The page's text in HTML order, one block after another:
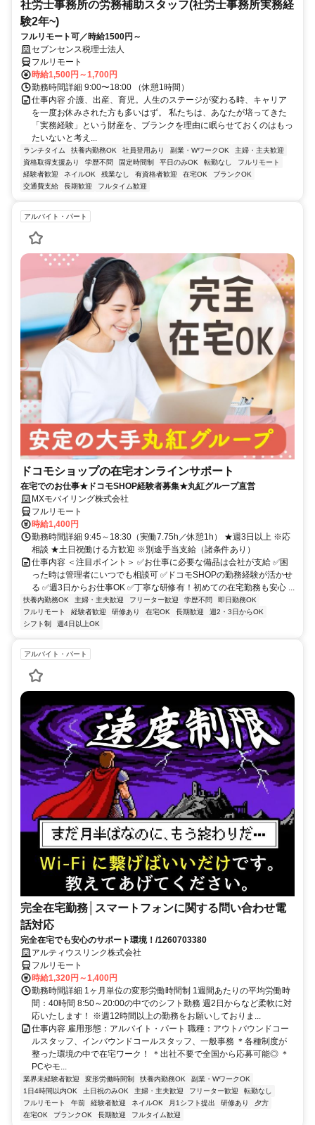
社労士事務所の労務補助スタッフ(社労士事務所実務経
験2年~)
フルリモート可／時給1500円～
セブンセンス税理士法人
フルリモート
時給1,500円～1,700円
勤務時間詳細 9:00〜18:00 （休憩1時間）
仕事内容 介護、出産、育児。人生のステージが変わる時、キャリア
を一度お休みされた方も多いはず。 私たちは、あなたが培ってきた
「実務経験」という財産を、ブランクを理由に眠らせておくのはもっ
たいないと考え...
ランチタイム 扶養内勤務OK 社員登用あり 副業・WワークOK
主婦・主夫歓迎
資格取得支援あり
学歴不問 固定時間制 平日のみOK 転勤なし
フルリモート
経験者歓迎
ネイルOK 残業なし 有資格者歓迎 在宅OK
ブランクOK
交通費支給
長期歓迎 フルタイム歓迎
アルバイト・パート
ドコモショップの在宅オンラインサポート
在宅でのお仕事★ドコモSHOP経験者募集★丸紅グループ直営
MXモバイリング株式会社
フルリモート
時給1,400円
勤務時間詳細 9:45～18:30（実働7.75h／休憩1h） ★週3日以上 ※応
相談 ★土日祝働ける方歓迎 ※別途手当支給（諸条件あり）
仕事内容 ＜注目ポイント＞ ✅お仕事に必要な備品は会社が支給 ✅困
った時は管理者にいつでも相談可 ✅ドコモSHOPの勤務経験が活かせ
る ✅週3日からお仕事OK ✅丁寧な研修有！初めての在宅勤務も安心 ...
扶養内勤務OK 主婦・主夫歓迎 フリーター歓迎 学歴不問
即日勤務OK
フルリモート
経験者歓迎 研修あり 在宅OK 長期歓迎
週2・3日からOK
シフト制
週4日以上OK
アルバイト・パート
完全在宅勤務│スマートフォンに関する問い合わせ電
話対応
完全在宅でも安心のサポート環境！/1260703380
アルティウスリンク株式会社
フルリモート
時給1,320円～1,400円
勤務時間詳細 1ヶ月単位の変形労働時間制 1週間あたりの平均労働時
間：40時間 8:50～20:00の中でのシフト勤務 週2日からなど柔軟に対
応いたします！ ※週12時間以上の勤務をお願いしておりま...
仕事内容 雇用形態：アルバイト・パート 職種：アウトバウンドコー
ルスタッフ、インバウンドコールスタッフ、一般事務 ＊各種制度が
整った環境の中で在宅ワーク！ ＊出社不要で全国から応募可能◎ ＊
PCやモ...
業界未経験者歓迎 変形労働時間制 扶養内勤務OK
副業・WワークOK
1日4時間以内OK
土日祝のみOK 主婦・主夫歓迎 フリーター歓迎
転勤なし
フルリモート
午前 経験者歓迎 ネイルOK 月1シフト提出 研修あり
夕方
在宅OK
ブランクOK 長期歓迎 フルタイム歓迎